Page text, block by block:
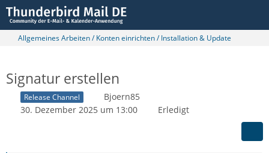
Allgemeines Arbeiten / Konten einrichten / Installation & Update
Signatur erstellen
Release Channel
Bjoern85
30. Dezember 2025 um 13:00
Erledigt